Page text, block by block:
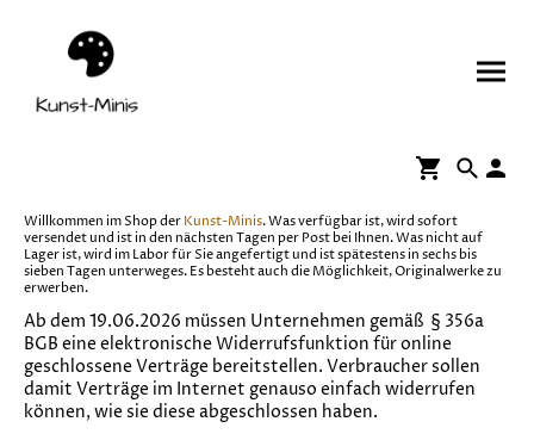
Willkommen im Shop der Kunst-Minis. Was verfügbar ist, wird sofort
versendet und ist in den nächsten Tagen per Post bei Ihnen. Was nicht auf
Lager ist, wird im Labor für Sie angefertigt und ist spätestens in sechs bis
sieben Tagen unterweges. Es besteht auch die Möglichkeit, Originalwerke zu
erwerben.
Ab dem 19.06.2026 müssen Unternehmen gemäß § 356a
BGB eine elektronische Widerrufsfunktion für online
geschlossene Verträge bereitstellen. Verbraucher sollen
damit Verträge im Internet genauso einfach widerrufen
können, wie sie diese abgeschlossen haben.